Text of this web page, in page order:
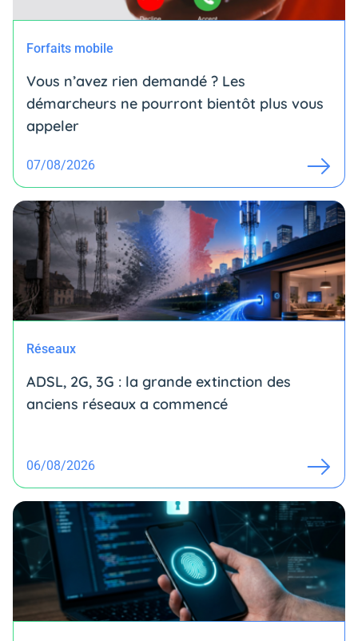
Forfaits mobile
Vous n’avez rien demandé ? Les
démarcheurs ne pourront bientôt plus vous
appeler
07/08/2026
Réseaux
ADSL, 2G, 3G : la grande extinction des
anciens réseaux a commencé
06/08/2026